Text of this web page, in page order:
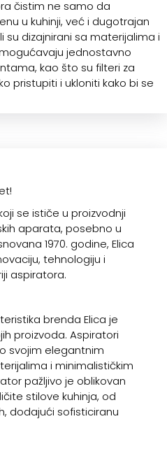
čistim ne samo da
u kuhinji, već i dugotrajan
su dizajnirani sa materijalima i
jednostavno
kao što su filteri za
pristupiti i ukloniti kako bi se
se ističe u proizvodnji
aparata, posebno u
1970. godine, Elica
tehnologiju i
aspiratora.
brenda Elica je
proizvoda. Aspiratori
svojim elegantnim
i minimalističkim
pažljivo je oblikovan
stilove kuhinja, od
dodajući sofisticiranu